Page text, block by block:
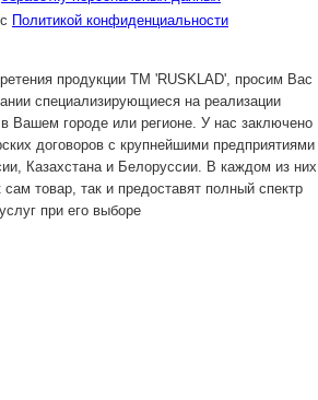
Политикой конфиденциальности
продукции TM 'RUSKLAD', просим Вас
специализирующиеся на реализации
в Вашем городе или регионе. У нас заключено
договоров с крупнейшими предприятиями
Казахстана и Белоруссии. В каждом из них
товар, так и предоставят полный спектр
при его выборе